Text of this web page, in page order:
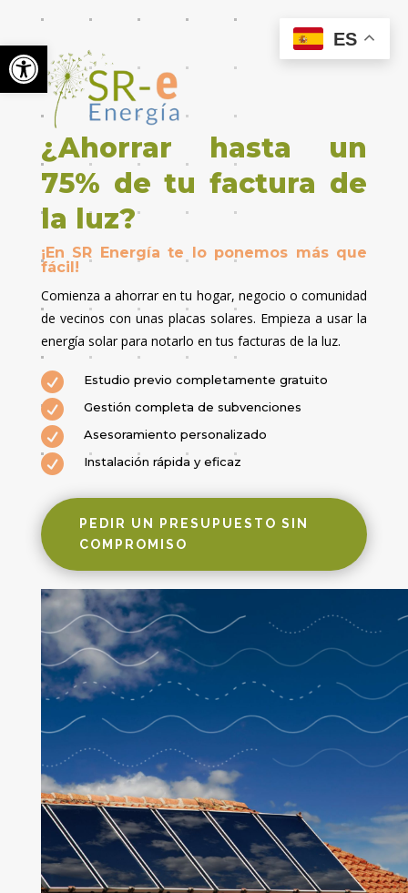
Abrir barra de herramientas
¿Ahorrar hasta un
75% de tu factura de
la luz?
¡En SR Energía te lo ponemos más que
fácil!
Comienza a ahorrar en tu hogar, negocio o comunidad
de vecinos con unas placas solares. Empieza a usar la
energía solar para notarlo en tus facturas de la luz.
 Estudio previo completamente gratuito
 Gestión completa de subvenciones
 Asesoramiento personalizado
 Instalación rápida y eficaz
PEDIR UN PRESUPUESTO SIN
COMPROMISO
ES